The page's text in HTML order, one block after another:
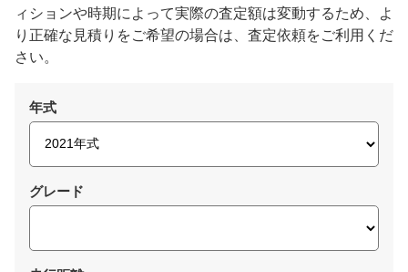
ィションや時期によって実際の査定額は変動するため、よ
り正確な見積りをご希望の場合は、査定依頼をご利用くだ
さい。
年式
グレード